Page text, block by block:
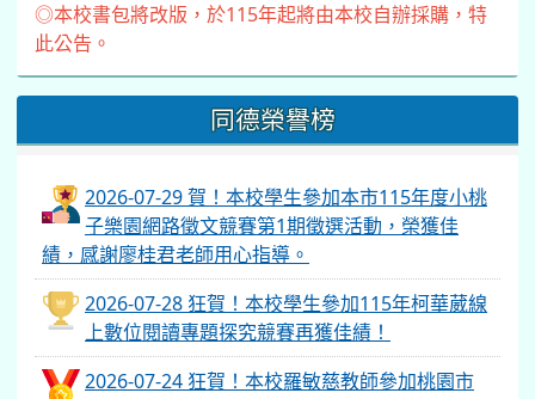
◎本校書包將改版，於115年起將由本校自辦採購，特
此公告。
同德榮譽榜
2026-07-29 賀！本校學生參加本市115年度小桃
子樂園網路徵文競賽第1期徵選活動，榮獲佳
績，感謝廖桂君老師用心指導。
2026-07-28 狂賀！本校學生參加115年柯華葳線
上數位閱讀專題探究競賽再獲佳績！
2026-07-24 狂賀！本校羅敏慈教師參加桃園市